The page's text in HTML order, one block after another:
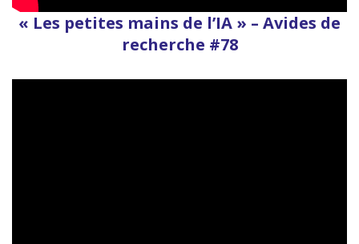
« Les petites mains de l’IA » – Avides de
recherche #78